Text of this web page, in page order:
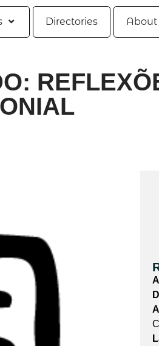
Directories About